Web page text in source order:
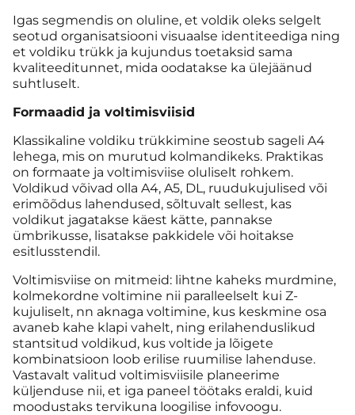
Igas segmendis on oluline, et voldik oleks selgelt
seotud organisatsiooni visuaalse identiteediga ning
et voldiku trükk ja kujundus toetaksid sama
kvaliteeditunnet, mida oodatakse ka ülejäänud
suhtluselt.
Formaadid ja voltimisviisid
Klassikaline voldiku trükkimine seostub sageli A4
lehega, mis on murutud kolmandikeks. Praktikas
on formaate ja voltimisviise oluliselt rohkem.
Voldikud võivad olla A4, A5, DL, ruudukujulised või
erimõõdus lahendused, sõltuvalt sellest, kas
voldikut jagatakse käest kätte, pannakse
ümbrikusse, lisatakse pakkidele või hoitakse
esitlusstendil.
Voltimisviise on mitmeid: lihtne kaheks murdmine,
kolmekordne voltimine nii paralleelselt kui Z-
kujuliselt, nn aknaga voltimine, kus keskmine osa
avaneb kahe klapi vahelt, ning erilahenduslikud
stantsitud voldikud, kus voltide ja lõigete
kombinatsioon loob erilise ruumilise lahenduse.
Vastavalt valitud voltimisviisile planeerime
küljenduse nii, et iga paneel töötaks eraldi, kuid
moodustaks tervikuna loogilise infovoogu.